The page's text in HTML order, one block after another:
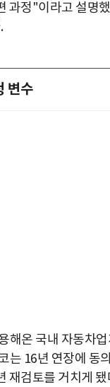
과정"이라고 설명
변수
해온 국내 자동차
는 16년 연장에 동
재검토를 거치게 됐